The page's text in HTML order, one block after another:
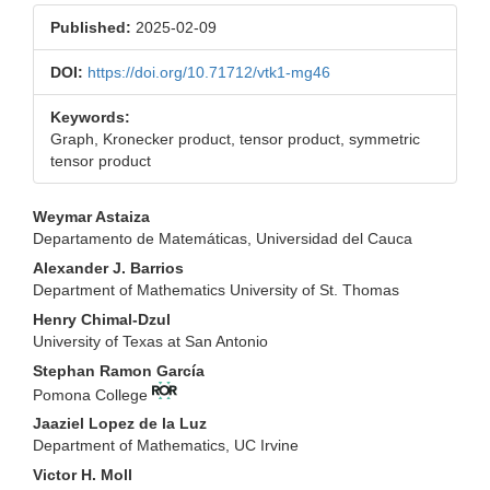
Published: 2025-02-09
DOI: https://doi.org/10.71712/vtk1-mg46
Keywords:
Graph, Kronecker product, tensor product, symmetric
tensor product
Main
Article
Content
Weymar Astaiza
Departamento de Matemáticas, Universidad del Cauca
Alexander J. Barrios
Department of Mathematics University of St. Thomas
Henry Chimal-Dzul
University of Texas at San Antonio
Stephan Ramon García
Pomona College
Jaaziel Lopez de la Luz
Department of Mathematics, UC Irvine
Victor H. Moll